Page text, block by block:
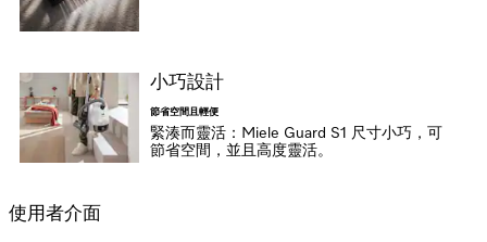
小巧設計
節省空間且輕便
緊湊而靈活：Miele Guard S1 尺寸小巧，可
節省空間，並且高度靈活。
使用者介面